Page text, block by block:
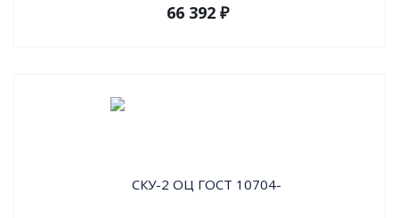
66 392 ₽